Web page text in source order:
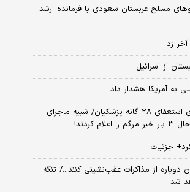
مسلح عربستان سعودی با فرمانده ارشد
زد
از اسرائیل
به آمریکا هشدار داد
واکنش مهاجرانی به ادعای استعفای ۲۸ گانه پزشکیان/ شبیه ماجرای
جزئیات
دوباره از مذاکرات عقب‌نشینی کنند.../ تنگه
شد